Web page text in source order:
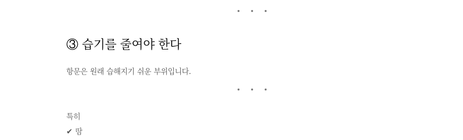
③ 습기를 줄여야 한다
항문은 원래 습해지기 쉬운 부위입니다.
특히
✔ 땀